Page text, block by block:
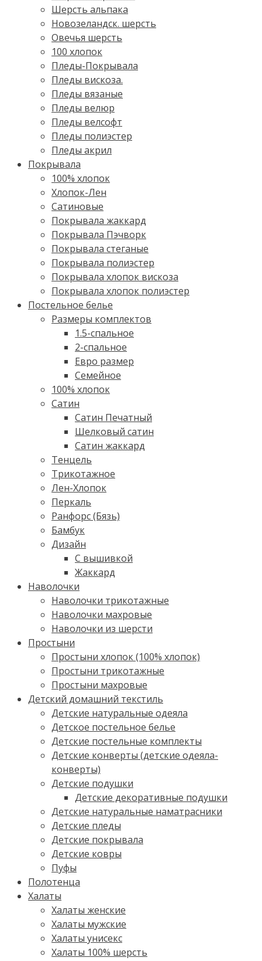
Шерсть альпака
Новозеландск. шерсть
Овечья шерсть
100 хлопок
Пледы-Покрывала
Пледы вискоза.
Пледы вязаные
Пледы велюр
Пледы велсофт
Пледы полиэстер
Пледы акрил
Покрывала
100% хлопок
Хлопок-Лен
Сатиновые
Покрывала жаккард
Покрывала Пэчворк
Покрывала стеганые
Покрывала полиэстер
Покрывала хлопок вискоза
Покрывала хлопок полиэстер
Постельное белье
Размеры комплектов
1.5-спальное
2-спальное
Евро размер
Семейное
100% хлопок
Cатин
Сатин Печатный
Шелковый сатин
Сатин жаккард
Тенцель
Трикотажное
Лен-Хлопок
Перкаль
Ранфорс (Бязь)
Бамбук
Дизайн
С вышивкой
Жаккард
Наволочки
Наволочки трикотажные
Наволочки махровые
Наволочки из шерсти
Простыни
Простыни хлопок (100% хлопок)
Простыни трикотажные
Простыни махровые
Детский домашний текстиль
Детские натуральные одеяла
Детское постельное белье
Детские постельные комплекты
Детские конверты (детские одеяла-
конверты)
Детские подушки
Детские декоративные подушки
Детские натуральные наматрасники
Детские пледы
Детские покрывала
Детские ковры
Пуфы
Полотенца
Халаты
Халаты женские
Халаты мужские
Халаты унисекс
Халаты 100% шерсть